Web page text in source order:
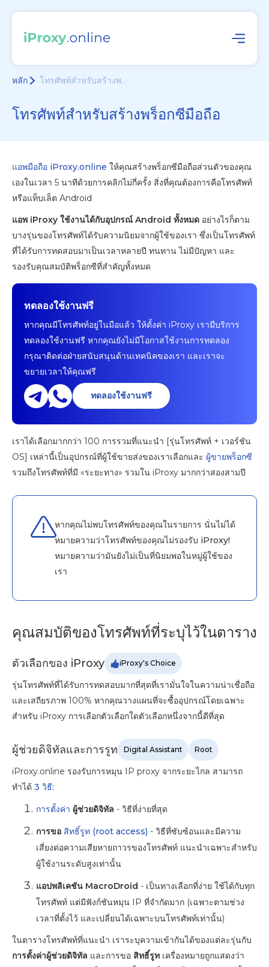
หลัก โทรศัพท์สำหรับสร้างพ...
โทรศัพท์สำหรับสร้างพร็อกซีมือถือ
แอพมือถือ iProxy.online ให้คุณสร้างพร็อกซีมือถือส่วนตัวของคุณ
เองในเวลา 5 นาทีด้วยการคลิกไม่กี่ครั้ง สิ่งที่คุณต้องการคือโทรศัพท์
หรือแท็บเล็ต Android
แอพ iProxy ใช้งานได้กับอุปกรณ์ Android ทั้งหมด อย่างไรก็ตาม
บางรุ่นของโทรศัพท์ได้รับความนิยมจากผู้ใช้ของเรา ซึ่งเป็นโทรศัพท์
ที่ได้รับการทดสอบมาเป็นเวลาหลายปี ทนทาน ไม่มีปัญหา และ
รองรับคุณสมบัติพร็อกซีที่สำคัญทั้งหมด
ทดลองใช้งานฟรี
หากคุณมีโทรศัพท์อยู่ในมือแล้ว ให้ตั้งค่า iProxy เรามีบริการ
ทดลองใช้งานฟรี หากคุณยังไม่มีโอกาสใช้งานการทดลอง
กรุณาติดต่อฝ่ายสนับสนุนด้านเทคนิคของเรา และเราจะ
ขยายเวลาให้คุณฟรี
ทดลองใช้งานฟรี
เราได้เลือกมากกว่า 100 การรวมที่แนะนำ [รุ่นโทรศัพท์ + เวอร์ชัน
OS] เหล่านี้เป็นอุปกรณ์ที่ผู้ใช้ขายส่งของเราเลือกและ ผู้ขายพร็อกซี
รวมถึงโทรศัพท์ที่มี «ระยะทาง» รวมใน iProxy มากกว่าสองสามปี
หากคุณไม่พบโทรศัพท์ของคุณในรายการ นั่นไม่ได้
หมายความว่าโทรศัพท์ของคุณไม่รองรับ iProxy!
หมายความว่ามันยังไม่เป็นที่นิยมพอในหมู่ผู้ใช้ของ
เรา
คุณสมบัติของโทรศัพท์ที่ระบุไว้ในตาราง
ตัวเลือกของ iProxy iProxy's Choice
รุ่นโทรศัพท์ที่ได้รับการทดสอบมากที่สุดที่เรามั่นใจในความน่าเชื่อถือ
และเสถียรภาพ 100% หากคุณวางแผนที่จะซื้ออุปกรณ์โดยเฉพาะ
สำหรับ iProxy การเลือกตัวเลือกใดตัวเลือกหนึ่งจากนี้ดีที่สุด
ผู้ช่วยดิจิทัลและการรูท Digital Assistant Root
iProxy.online รองรับการหมุน IP proxy จากระยะไกล สามารถ
ทำได้ 3 วิธี:
การตั้งค่า ผู้ช่วยดิจิทัล - วิธีที่ง่ายที่สุด
การขอ สิทธิ์รูท (root access) - วิธีที่ซับซ้อนและมีความ
เสี่ยงต่อความเสียหายถาวรของโทรศัพท์ แนะนำเฉพาะสำหรับ
ผู้ใช้งานระดับสูงเท่านั้น
แอปพลิเคชัน MacroDroid - เป็นทางเลือกที่ง่าย ใช้ได้กับทุก
โทรศัพท์ แต่มีฟังก์ชันหมุน IP ที่จำกัดมาก (เฉพาะตามช่วง
เวลาที่ตั้งไว้ และเปลี่ยนได้เฉพาะบนโทรศัพท์เท่านั้น)
ในตารางโทรศัพท์ที่แนะนำ เราระบุความเข้ากันได้ของแต่ละรุ่นกับ
การตั้งค่าผู้ช่วยดิจิทัล และการขอ สิทธิ์รูท เครื่องหมายถูกแสดงว่า